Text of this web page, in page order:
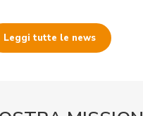
Leggi tutte le news